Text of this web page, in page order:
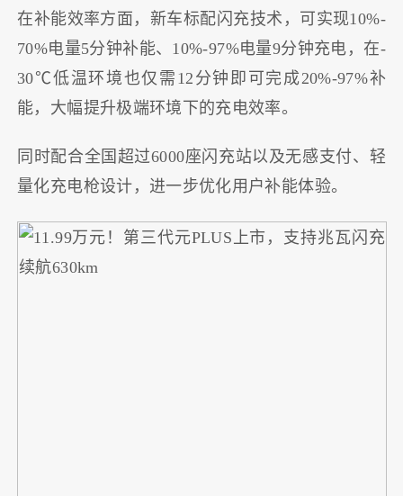
在补能效率方面，新车标配闪充技术，可实现10%-
70%电量5分钟补能、10%-97%电量9分钟充电，在-
30℃低温环境也仅需12分钟即可完成20%-97%补
能，大幅提升极端环境下的充电效率。
同时配合全国超过6000座闪充站以及无感支付、轻
量化充电枪设计，进一步优化用户补能体验。